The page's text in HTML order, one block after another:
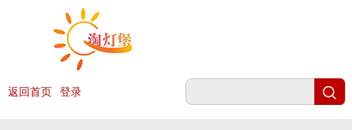
返回首页 登录